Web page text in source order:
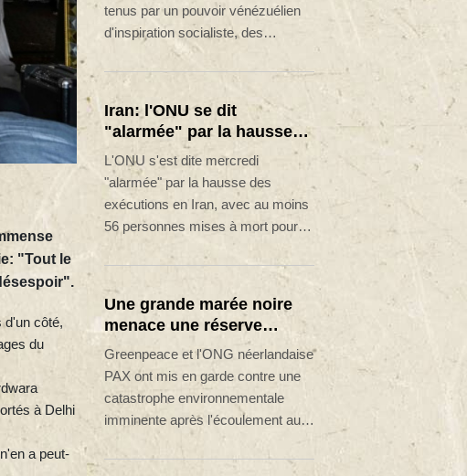
"Tout le
d'un côté,
du
à Delhi
a peut-
tenus par un pouvoir vénézuélien
d'inspiration socialiste, des
militants de gauche s'indignent du
changement de cap, Caracas
collaborant désormais étroitement
avec les Etats-Unis.
Iran: l'ONU se dit
"alarmée" par la hausse
des exécutions depuis
mars
L'ONU s'est dite mercredi
"alarmée" par la hausse des
exécutions en Iran, avec au moins
56 personnes mises à mort pour
des motifs de sécurité nationale
depuis les premières pendaisons
liées aux manifestations de début
d'année.
Une grande marée noire
menace une réserve
naturelle d'Oman, selon
des ONG
Greenpeace et l'ONG néerlandaise
PAX ont mis en garde contre une
catastrophe environnementale
imminente après l'écoulement au
large d'une réserve naturelle
d'Oman de pétrole transporté par